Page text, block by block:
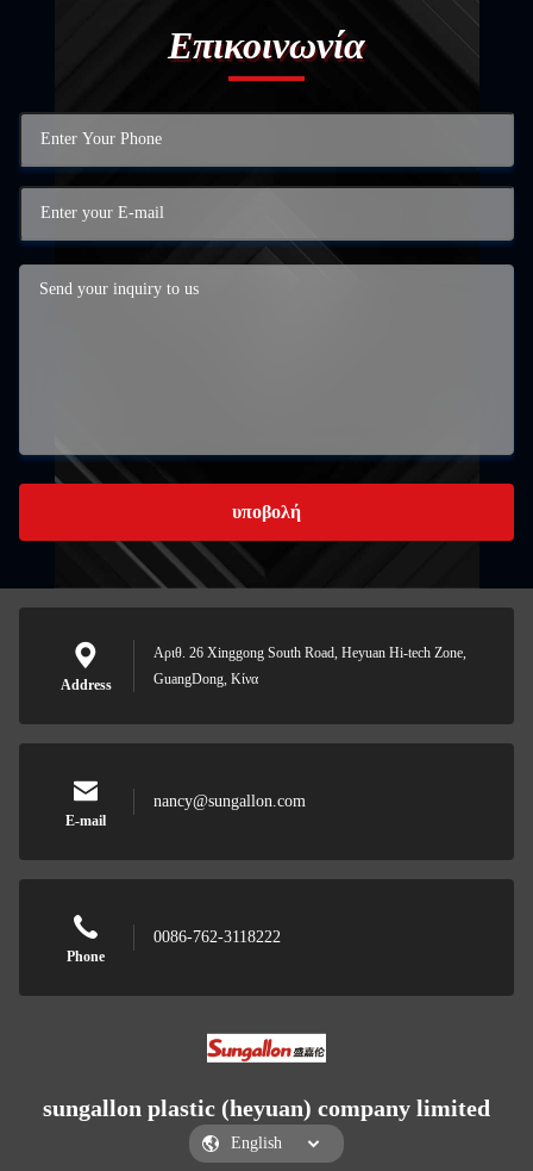
Επικοινωνία
υποβολή
Address
Αριθ. 26 Xinggong South Road, Heyuan Hi-tech Zone,
GuangDong, Κίνα
E-mail
nancy@sungallon.com
Phone
0086-762-3118222
sungallon plastic (heyuan) company limited